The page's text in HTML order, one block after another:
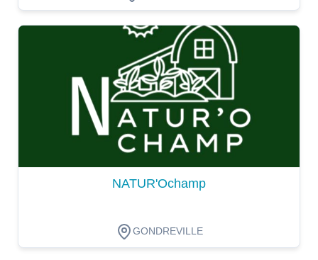
NATUR'Ochamp
GONDREVILLE